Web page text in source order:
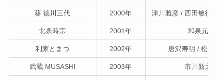
葵 徳川三代 2000年 津川雅彦 / 西田敏行
北条時宗 2001年 和泉元彌
利家とまつ 2002年 唐沢寿明 / 松嶋
武蔵 MUSASHI 2003年 市川新之